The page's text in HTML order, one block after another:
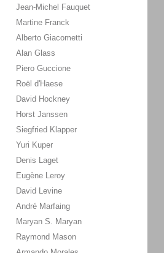
Jean-Michel Fauquet
Martine Franck
Alberto Giacometti
Alan Glass
Piero Guccione
Roël d'Haese
David Hockney
Horst Janssen
Siegfried Klapper
Yuri Kuper
Denis Laget
Eugène Leroy
David Levine
André Marfaing
Maryan S. Maryan
Raymond Mason